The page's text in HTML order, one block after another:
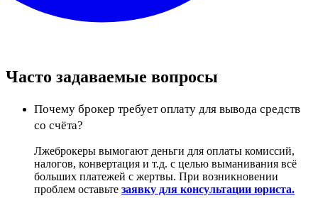
Часто задаваемые вопросы
Почему брокер требует оплату для вывода средств
со счёта?
Лжеброкеры вымогают деньги для оплаты комиссий,
налогов, конвертация и т.д. с целью выманивания всё
больших платежей с жертвы. При возникновении
проблем оставьте заявку для консультации юриста.